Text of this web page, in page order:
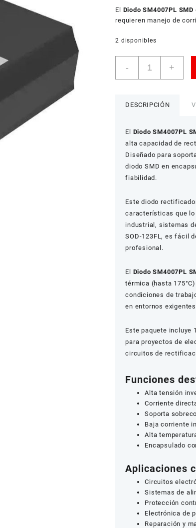
American Dollar
El Diodo SM4007PL SMD
requieren manejo de
2 disponibles
-
10x
SM4007PL
123FL
Alta
Corriente
cantidad
+
DESCRIPCIÓN
El Diodo SM4007PL
alta capacidad de
Diseñado para
diodo SMD en
fiabilidad.
Este diodo
características que
industrial, sistemas
SOD-123FL, es fácil
profesional.
El Diodo SM4007PL
térmica (hasta
condiciones de
en entornos
Este paquete incluye
para proyectos de
circuitos de
Funciones
Alta tensión
Corriente
Soporta
Baja corriente
Alta
Encapsulado
Aplicaciones
Circuitos
Sistemas de
Protección
Electrónica de
Reparación y